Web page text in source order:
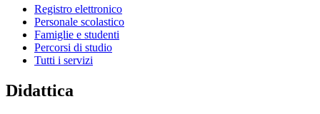
Registro elettronico
Personale scolastico
Famiglie e studenti
Percorsi di studio
Tutti i servizi
Didattica